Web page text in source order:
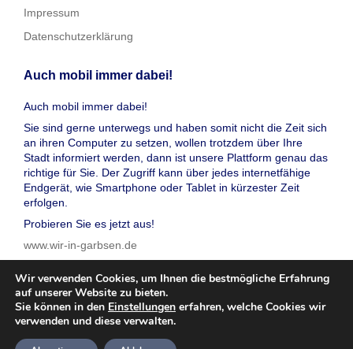
Impressum
Datenschutzerklärung
Auch mobil immer dabei!
Auch mobil immer dabei!
Sie sind gerne unterwegs und haben somit nicht die Zeit sich
an ihren Computer zu setzen, wollen trotzdem über Ihre
Stadt informiert werden, dann ist unsere Plattform genau das
richtige für Sie. Der Zugriff kann über jedes internetfähige
Endgerät, wie Smartphone oder Tablet in kürzester Zeit
erfolgen.
Probieren Sie es jetzt aus!
www.wir-in-garbsen.de
© 2026 wir in garbsen, Inc. Alle Rechte vorbehalten
Wir verwenden Cookies, um Ihnen die bestmögliche Erfahrung
auf unserer Website zu bieten.
Sie können in den Einstellungen erfahren, welche Cookies wir
verwenden und diese verwalten.